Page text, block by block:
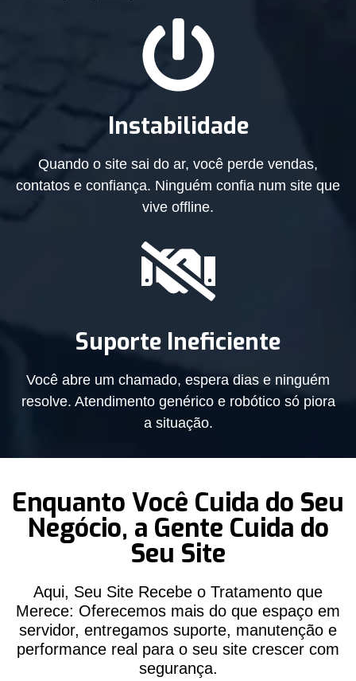
Instabilidade
Quando o site sai do ar, você perde vendas,
contatos e confiança. Ninguém confia num site que
vive offline.
Suporte Ineficiente
Você abre um chamado, espera dias e ninguém
resolve. Atendimento genérico e robótico só piora
a situação.
Enquanto Você Cuida do Seu
Negócio, a Gente Cuida do
Seu Site
Aqui, Seu Site Recebe o Tratamento que
Merece: Oferecemos mais do que espaço em
servidor, entregamos suporte, manutenção e
performance real para o seu site crescer com
segurança.